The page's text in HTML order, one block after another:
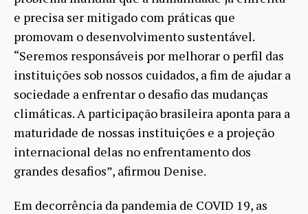
e precisa ser mitigado com práticas que
promovam o desenvolvimento sustentável.
“Seremos responsáveis por melhorar o perfil das
instituições sob nossos cuidados, a fim de ajudar a
sociedade a enfrentar o desafio das mudanças
climáticas. A participação brasileira aponta para a
maturidade de nossas instituições e a projeção
internacional delas no enfrentamento dos
grandes desafios”, afirmou Denise.
Em decorrência da pandemia de COVID 19, as